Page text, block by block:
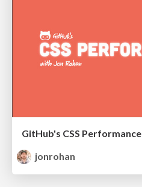
GitHub's CSS Performance
jonrohan